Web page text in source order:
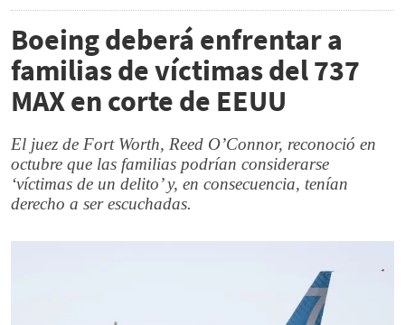
Boeing deberá enfrentar a
familias de víctimas del 737
MAX en corte de EEUU
El juez de Fort Worth, Reed O’Connor, reconoció en
octubre que las familias podrían considerarse
‘víctimas de un delito’ y, en consecuencia, tenían
derecho a ser escuchadas.